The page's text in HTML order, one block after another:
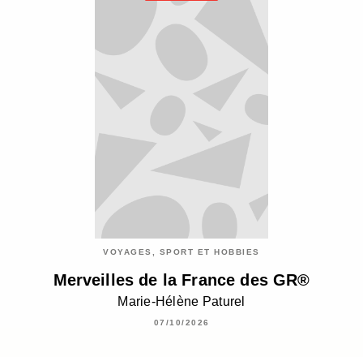
VOYAGES, SPORT ET HOBBIES
Merveilles de la France des GR®
Marie-Hélène Paturel
07/10/2026